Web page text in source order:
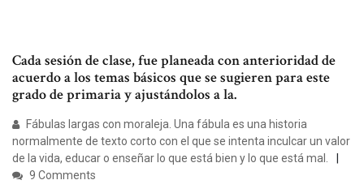
Cada sesión de clase, fue planeada con anterioridad de
acuerdo a los temas básicos que se sugieren para este
grado de primaria y ajustándolos a la.
Fábulas largas con moraleja. Una fábula es una historia
normalmente de texto corto con el que se intenta inculcar un valor
de la vida, educar o enseñar lo que está bien y lo que está mal.
9 Comments